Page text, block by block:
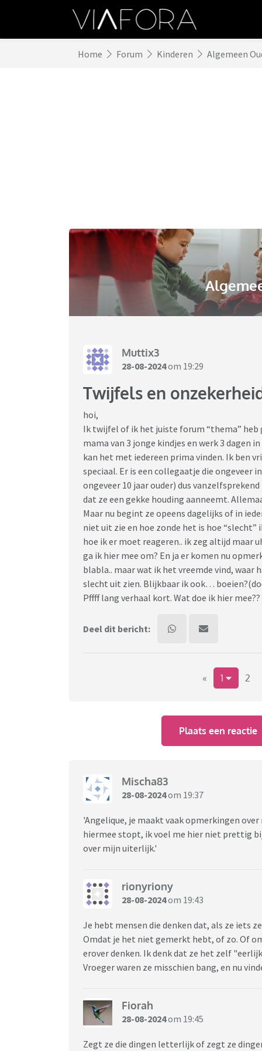
Home Forum Kinderen Algemeen
Muttix3
28-08-2024om 19:29
Twijfels en
hoi,
Ik twijfel of ik het juiste forum “thema” heb
mama van 3 jonge kindjes en werk 3 dagen
kan het met iedereen prima vinden. Ik ben
speciaal. Er is een collegaatje die ongeveer
ongeveer 10 jaar ouder) dus
dat ze een gekke houding aanneemt.
Maar nu begint ze opeens dagelijks of in
niet uit zie en hoe zonde het is hoe
hoe ik er moet reageren.. ik zeg altijd maar
ga ik hier mee om? En ja er komen nu
blabla.. maar wat ik het vreemde vind, waar
slecht uit zien. Blijkbaar ik ook…
Pffff lang verhaal kort. Wat doe ik hier mee??
Deel dit bericht:
« 1 2
Plaats een reactie
Mischa83
28-08-2024om 19:37
'Angelique, je maakt vaak opmerkingen
hiermee stopt, ik voel me hier niet prettig
over mijn uiterlijk.'
rionyriony
28-08-2024om 19:43
Je hebt mensen die denken dat, als ze iets
Omdat je het niet gemerkt hebt, of zo. Of
erover denken. Ik denk dat ze het zelf
Vroeger waren ze misschien bang, en nu
Fiorah
28-08-2024om 19:45
Zegt ze die dingen letterlijk of zegt ze